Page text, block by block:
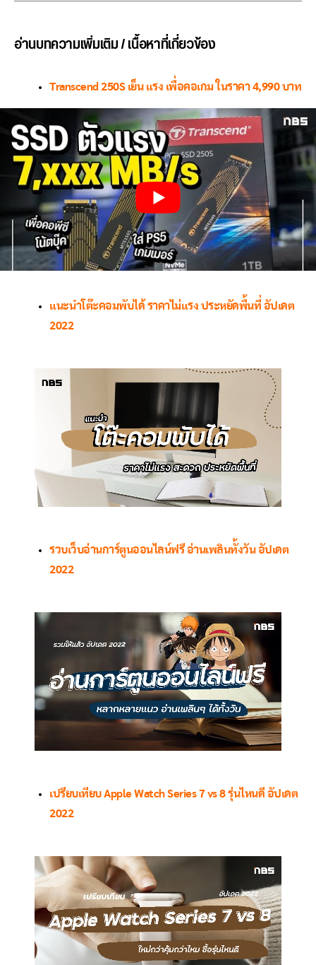
อ่านบทความเพิ่มเติม / เนื้อหาที่เกี่ยวข้อง
Transcend 250S เย็น แรง เพื่อคอเกม ในราคา 4,990 บาท
แนะนำโต๊ะคอมพับได้ ราคาไม่แรง ประหยัดพื้นที่ อัปเดต
2022
รวบเว็บอ่านการ์ตูนออนไลน์ฟรี อ่านเพลินทั้งวัน อัปเดต
2022
เปรียบเทียบ Apple Watch Series 7 vs 8 รุ่นไหนดี อัปเดต
2022